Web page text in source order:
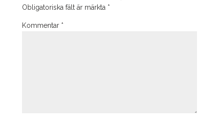
Obligatoriska fält är märkta *
Kommentar *